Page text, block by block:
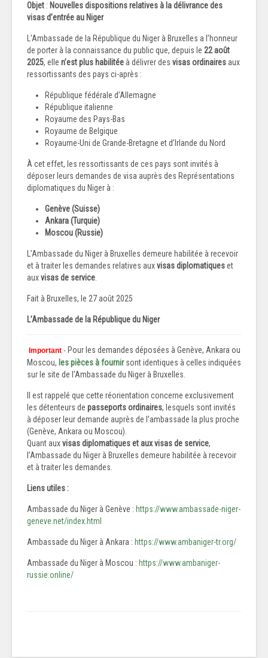
Objet : Nouvelles dispositions relatives à la délivrance des
visas d’entrée au Niger
L’Ambassade de la République du Niger à Bruxelles a l’honneur
de porter à la connaissance du public que, depuis le 22 août
2025, elle n’est plus habilitéeà délivrer des visas ordinairesaux
ressortissants des pays ci-après :
République fédérale d’Allemagne
République italienne
Royaume des Pays-Bas
Royaume de Belgique
Royaume-Uni de Grande-Bretagne et d’Irlande du Nord
À cet effet, les ressortissants de ces pays sont invités à
déposer leurs demandes de visa auprès des Représentations
diplomatiques du Niger à :
Genève (Suisse)
Ankara (Turquie)
Moscou (Russie)
L’Ambassade du Niger à Bruxelles demeure habilitée à recevoir
et à traiter les demandes relatives auxvisas diplomatiqueset
auxvisas de service
Fait à Bruxelles, le 27 août 2025
L’Ambassade de la République du Niger
Important - Pour les demandes déposées à Genève, Ankara ou
Moscou, les pièces à fournir sont identiques à celles indiquées
sur le site de l’Ambassade du Niger à Bruxelles.
Il est rappelé que cette réorientation concerne exclusivement
les détenteurs de passeports ordinaires, lesquels sont invités
à déposer leur demande auprès de l’ambassade la plus proche
(Genève, Ankara ou Moscou).
Quant auxvisas diplomatiques et aux visas de service,
l’Ambassade du Niger à Bruxelles demeure habilitée à recevoir
et à traiter les demandes.
Liens utiles :
Ambassade du Niger à Genève : https://www.ambassade-niger-
geneve.net/index.html
Ambassade du Niger à Ankara : https://www.ambaniger-tr.org/
Ambassade du Niger à Moscou : https://www.ambaniger-
russie.online/